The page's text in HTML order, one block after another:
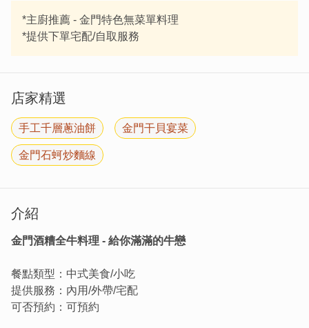
*主廚推薦 - 金門特色無菜單料理
*提供下單宅配/自取服務
店家精選
手工千層蔥油餅 金門干貝宴菜
金門石蚵炒麵線
介紹
金門酒糟全牛料理 - 給你滿滿的牛戀
餐點類型：中式美食/小吃
提供服務：內用/外帶/宅配
可否預約：可預約